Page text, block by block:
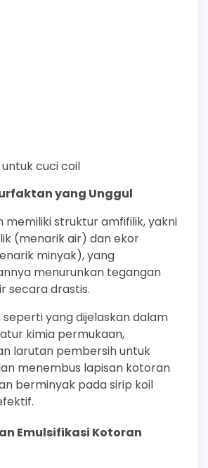
cuci coil
yang Unggul
memiliki struktur amfifilik, yakni
(menarik air) dan ekor
minyak), yang
menurunkan tegangan
secara drastis.
seperti yang dijelaskan dalam
kimia permukaan,
larutan pembersih untuk
menembus lapisan kotoran
berminyak pada sirip koil
Emulsifikasi Kotoran